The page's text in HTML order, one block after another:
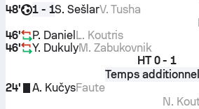
48'
1 - 1S. SešlarV. Tusha
46'
P. Daniel L. Koutris
46'
Y. DukulyM. Zabukovnik
HT 0 - 1
Temps
24'
A. KučysFaute
N.